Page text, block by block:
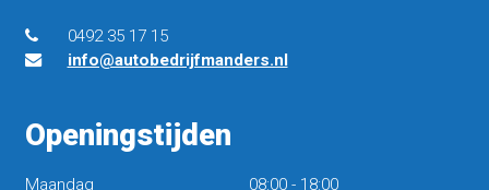
0492 35 17 15
info@autobedrijfmanders.nl
Openingstijden
Maandag 08:00- 18:00